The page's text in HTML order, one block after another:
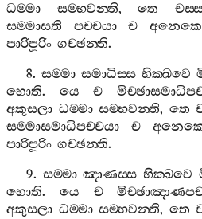
ධම‍්මා
සම‍්භවන‍්ති,තෙ
සම‍්මාසති
පච‍්චයා ච අනෙකෙ
පාරිපූරිං ගච‍්ඡන‍්ති.
8. සම‍්මා සමාධිස‍්ස භික‍්ඛවෙ
හොති. යෙ ච
අකුසලා ධම‍්මා සම‍්භවන‍්ති, තෙ
සම‍්මාසමාධිපච‍්චයා
ච
පාරිපූරිං ගච‍්ඡන‍්ති.
9. සම‍්මා ඤාණස‍්ස භික‍්ඛවෙ
හොති. යෙ ච
අකුසලා ධම‍්මා සම‍්භවන‍්ති, තෙ